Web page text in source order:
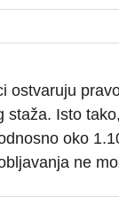
ostvaruju
staža. Isto
oko
ne